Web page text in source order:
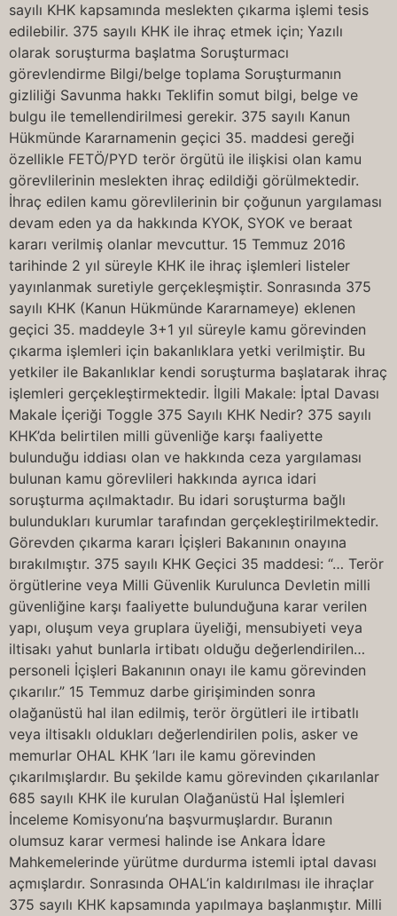
sayılı KHK kapsamında meslekten çıkarma işlemi tesis
edilebilir. 375 sayılı KHK ile ihraç etmek için; Yazılı
olarak soruşturma başlatma Soruşturmacı
görevlendirme Bilgi/belge toplama Soruşturmanın
gizliliği Savunma hakkı Teklifin somut bilgi, belge ve
bulgu ile temellendirilmesi gerekir. 375 sayılı Kanun
Hükmünde Kararnamenin geçici 35. maddesi gereği
özellikle FETÖ/PYD terör örgütü ile ilişkisi olan kamu
görevlilerinin meslekten ihraç edildiği görülmektedir.
İhraç edilen kamu görevlilerinin bir çoğunun yargılaması
devam eden ya da hakkında KYOK, SYOK ve beraat
kararı verilmiş olanlar mevcuttur. 15 Temmuz 2016
tarihinde 2 yıl süreyle KHK ile ihraç işlemleri listeler
yayınlanmak suretiyle gerçekleşmiştir. Sonrasında 375
sayılı KHK (Kanun Hükmünde Kararnameye) eklenen
geçici 35. maddeyle 3+1 yıl süreyle kamu görevinden
çıkarma işlemleri için bakanlıklara yetki verilmiştir. Bu
yetkiler ile Bakanlıklar kendi soruşturma başlatarak ihraç
işlemleri gerçekleştirmektedir. İlgili Makale: İptal Davası
Makale İçeriği Toggle 375 Sayılı KHK Nedir? 375 sayılı
KHK’da belirtilen milli güvenliğe karşı faaliyette
bulunduğu iddiası olan ve hakkında ceza yargılaması
bulunan kamu görevlileri hakkında ayrıca idari
soruşturma açılmaktadır. Bu idari soruşturma bağlı
bulundukları kurumlar tarafından gerçekleştirilmektedir.
Görevden çıkarma kararı İçişleri Bakanının onayına
bırakılmıştır. 375 sayılı KHK Geçici 35 maddesi: “… Terör
örgütlerine veya Milli Güvenlik Kurulunca Devletin milli
güvenliğine karşı faaliyette bulunduğuna karar verilen
yapı, oluşum veya gruplara üyeliği, mensubiyeti veya
iltisakı yahut bunlarla irtibatı olduğu değerlendirilen…
personeli İçişleri Bakanının onayı ile kamu görevinden
çıkarılır.” 15 Temmuz darbe girişiminden sonra
olağanüstü hal ilan edilmiş, terör örgütleri ile irtibatlı
veya iltisaklı oldukları değerlendirilen polis, asker ve
memurlar OHAL KHK ’ları ile kamu görevinden
çıkarılmışlardır. Bu şekilde kamu görevinden çıkarılanlar
685 sayılı KHK ile kurulan Olağanüstü Hal İşlemleri
İnceleme Komisyonu’na başvurmuşlardır. Buranın
olumsuz karar vermesi halinde ise Ankara İdare
Mahkemelerinde yürütme durdurma istemli iptal davası
açmışlardır. Sonrasında OHAL’in kaldırılması ile ihraçlar
375 sayılı KHK kapsamında yapılmaya başlanmıştır. Milli